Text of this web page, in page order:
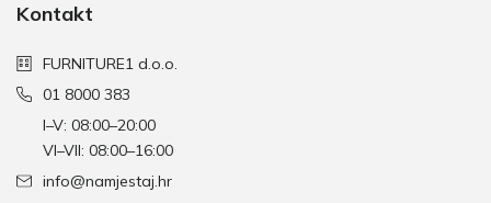
Kontakt
FURNITURE1 d.o.o.
01 8000 383
I–V: 08:00–20:00
VI–VII: 08:00–16:00
info@namjestaj.hr